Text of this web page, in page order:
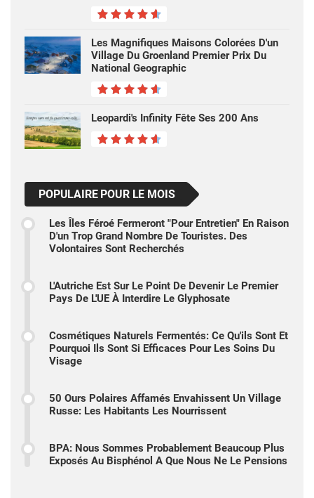
Les Magnifiques Maisons Colorées D'un
Village Du Groenland Premier Prix Du
National Geographic
Leopardi's Infinity Fête Ses 200 Ans
POPULAIRE POUR LE MOIS
Les Îles Féroé Fermeront "pour Entretien" En Raison
D'un Trop Grand Nombre De Touristes. Des
Volontaires Sont Recherchés
L'Autriche Est Sur Le Point De Devenir Le Premier
Pays De L'UE À Interdire Le Glyphosate
Cosmétiques Naturels Fermentés: Ce Qu'ils Sont Et
Pourquoi Ils Sont Si Efficaces Pour Les Soins Du
Visage
50 Ours Polaires Affamés Envahissent Un Village
Russe: Les Habitants Les Nourrissent
BPA: Nous Sommes Probablement Beaucoup Plus
Exposés Au Bisphénol A Que Nous Ne Le Pensions